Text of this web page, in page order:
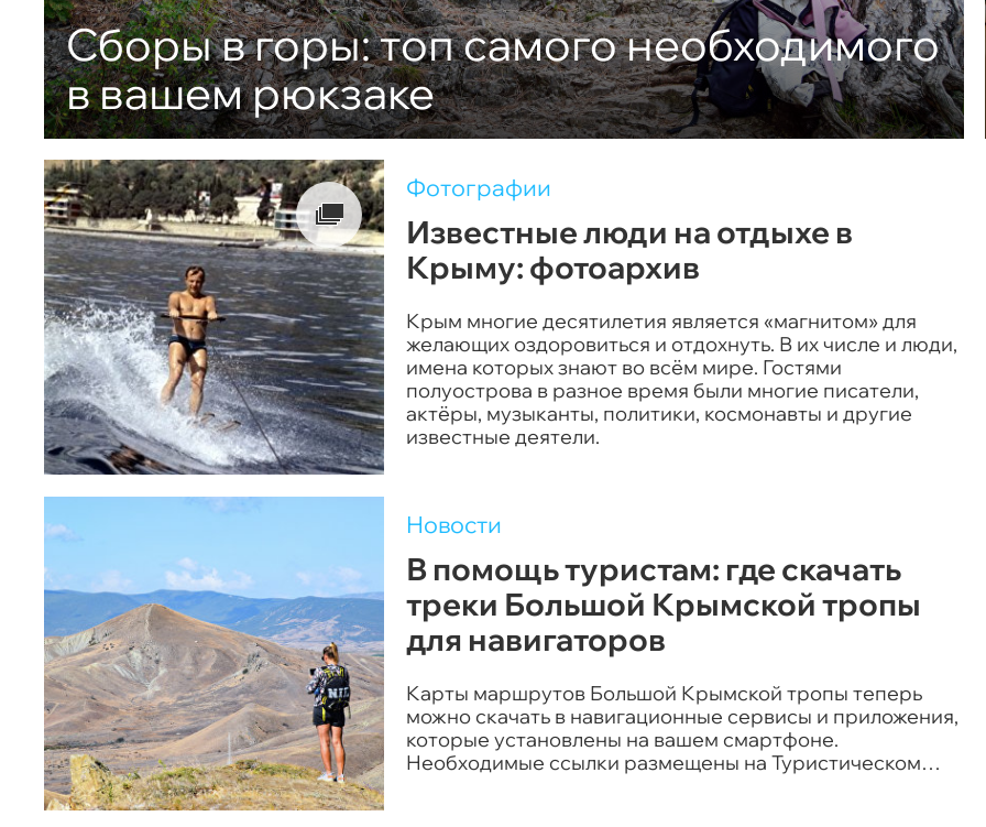
Сборы в горы: топ самого необходимого
в вашем рюкзаке
Фотографии
Известные люди на отдыхе в
Крыму: фотоархив
Крым многие десятилетия является «магнитом» для
желающих оздоровиться и отдохнуть. В их числе и люди,
имена которых знают во всём мире. Гостями
полуострова в разное время были многие писатели,
актёры, музыканты, политики, космонавты и другие
известные деятели.
Новости
В помощь туристам: где скачать
треки Большой Крымской тропы
для навигаторов
Карты маршрутов Большой Крымской тропы теперь
можно скачать в навигационные сервисы и приложения,
которые установлены на вашем смартфоне.
Необходимые ссылки размещены на Туристическом